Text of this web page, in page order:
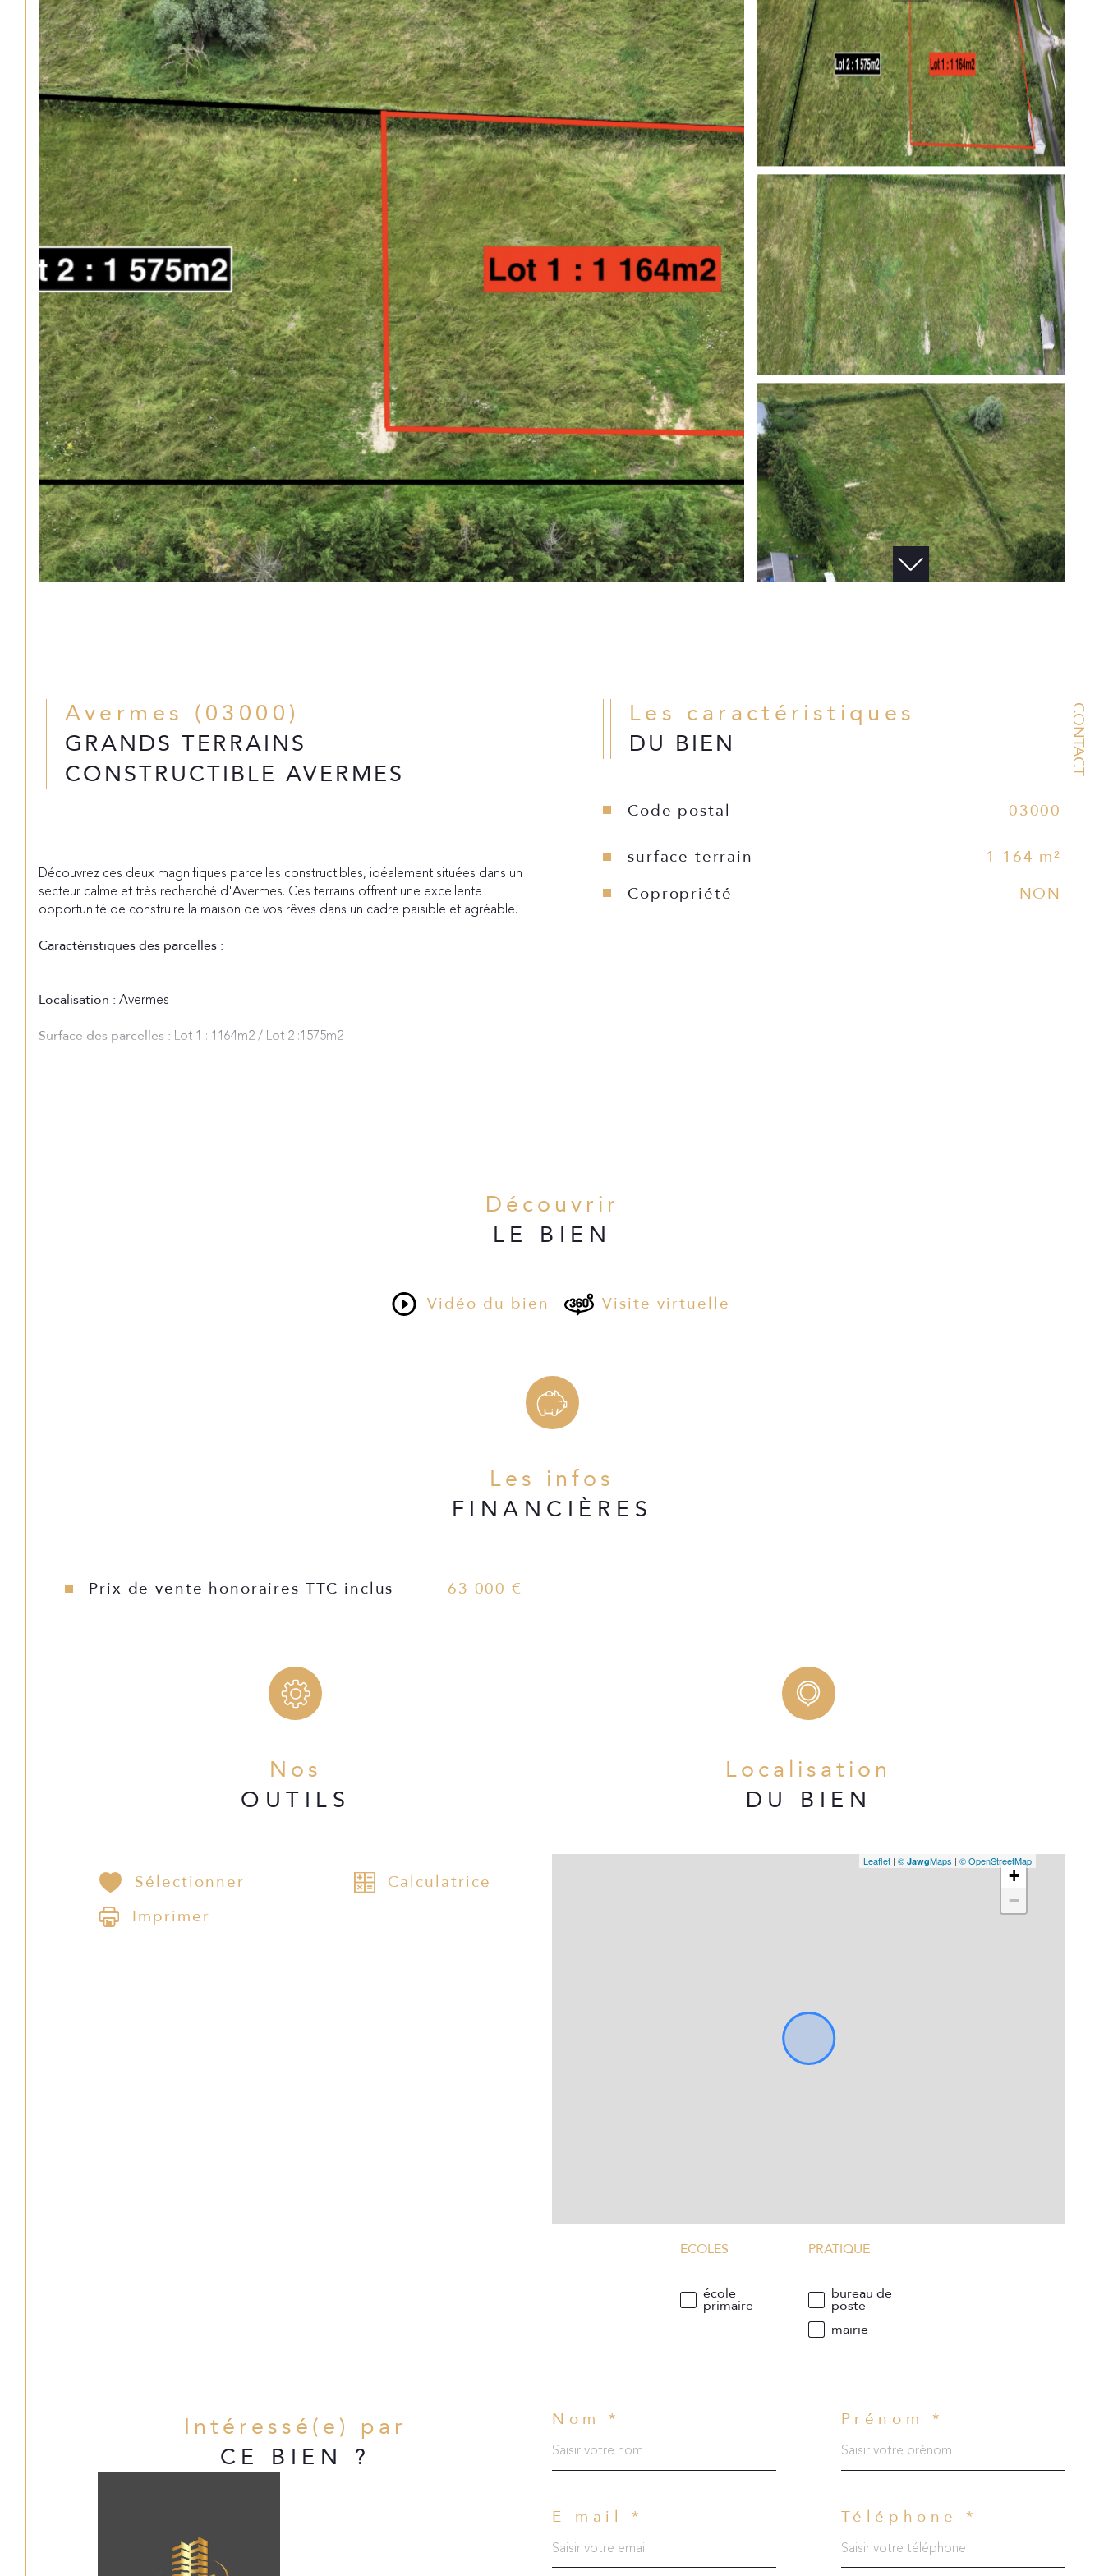
CONTACT
Avermes (03000)
GRANDS TERRAINS
CONSTRUCTIBLE AVERMES
Découvrez ces deux magnifiques parcelles constructibles, idéalement situées dans un
secteur calme et très recherché d'Avermes. Ces terrains offrent une excellente
opportunité de construire la maison de vos rêves dans un cadre paisible et agréable.
Caractéristiques des parcelles :
Localisation : Avermes
Surface des parcelles : Lot 1 : 1164m2 / Lot 2 :1575m2
Ces terrains sont parfaits pour ceux qui souhaitent construire une maison sur mesure tout
Les caractéristiques
DU BIEN
Code postal 03000
surface terrain
1 164 m²
Copropriété
NON
Découvrir
LE BIEN
Vidéo du bien Visite virtuelle
Les infos
FINANCIÈRES
Prix de vente honoraires TTC inclus 63 000 €
Nos
OUTILS
Sélectionner
Calculatrice
Imprimer
Localisation
DU BIEN
+
−
Leaflet| © JawgMaps | © OpenStreetMap
ECOLES
école
primaire
PRATIQUE
bureau de
poste
mairie
Intéressé(e) par
CE BIEN ?
Nom * Prénom *
E-mail * Téléphone *